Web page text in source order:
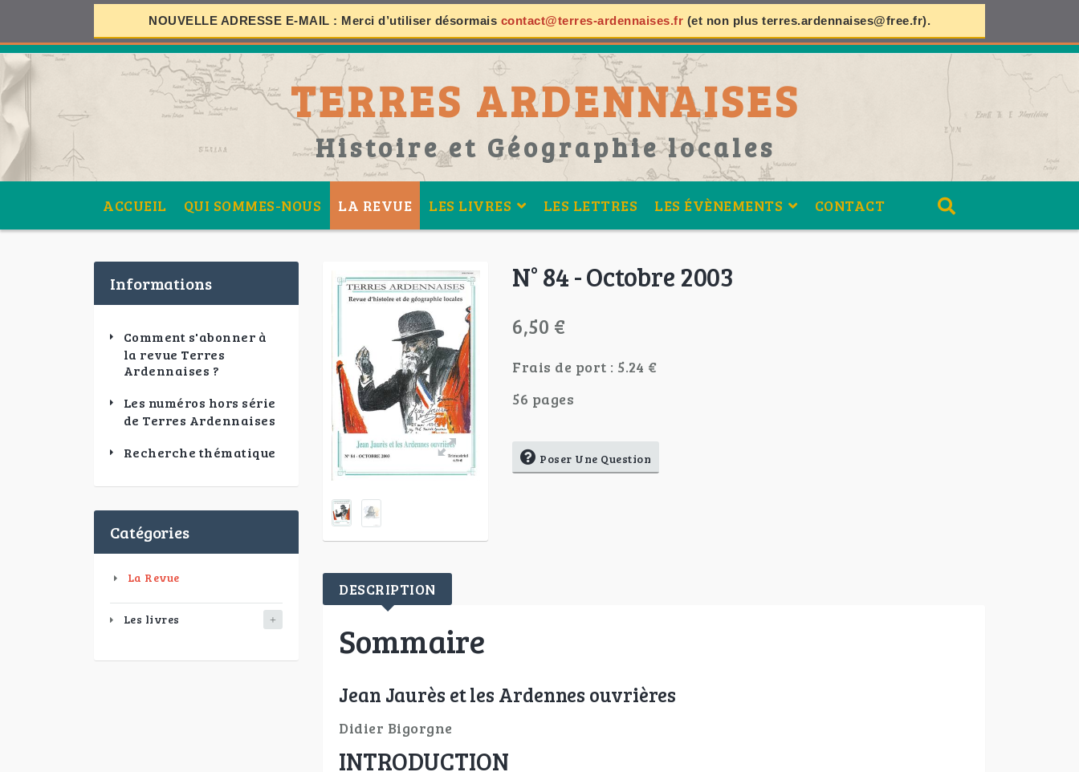
NOUVELLE ADRESSE E-MAIL : Merci d’utiliser désormais contact@terres-ardennaises.fr (et non plus terres.ardennaises@free.fr).
TERRES ARDENNAISES
Histoire et Géographie locales
ACCUEIL QUI SOMMES-NOUS LA REVUE LES LIVRES LES LETTRES LES ÉVÈNEMENTS CONTACT
Informations
Comment s'abonner à
la revue Terres
Ardennaises ?
Les numéros hors série
de Terres Ardennaises
Recherche thématique
Catégories
La Revue
Les livres
N° 84 - Octobre 2003
6,50 €
Frais de port : 5.24 €
56 pages
Poser Une Question
DESCRIPTION
Sommaire
Jean Jaurès et les Ardennes ouvrières
Didier Bigorgne
INTRODUCTION